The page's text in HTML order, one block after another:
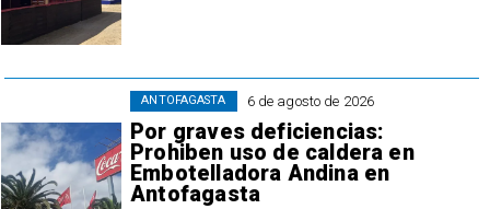
6 de agosto de 2026
Por graves deficiencias:
Prohiben uso de caldera en
Embotelladora Andina en
Antofagasta
ANTOFAGASTA